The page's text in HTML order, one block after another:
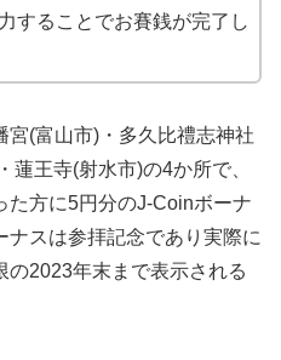
することでお賽銭が完了し
宮(富山市)・多久比禮志神社
蓮王寺(射水市)の4か所で、
た方に5円分のJ-Coinボーナ
ナスは参拝記念であり実際に
2023年末まで表示される